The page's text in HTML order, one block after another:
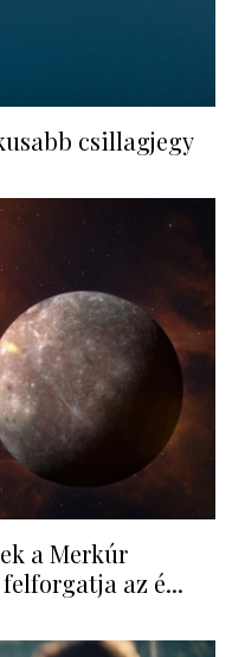
csillagjegy
a Merkúr
az é...